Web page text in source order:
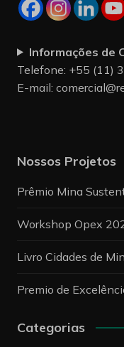
Informações de
Telefone: +55 (11)
E-mail:
Nossos Projetos
Prêmio Mina
Workshop Opex
Livro Cidades de
Premio de
Categorias